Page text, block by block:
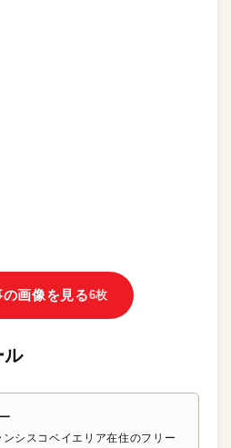
画像を見る6枚
ル
ンシスコベイエリア在住のフリー